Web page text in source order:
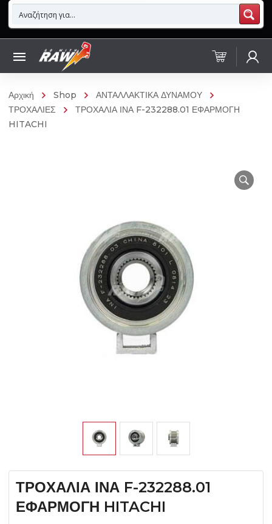
Αρχική Shop
ΑΝΤΑΛΛΑΚΤΙΚΑ ΔΥΝΑΜΟΥ
ΤΡΟΧΑΛΙΕΣ
ΤΡΟΧΑΛΙΑ ΙΝΑ F-232288.01 ΕΦΑΡΜΟΓΗ
HITACHI
ΤΡΟΧΑΛΙΑ ΙΝΑ F-232288.01
ΕΦΑΡΜΟΓΗ HITACHI